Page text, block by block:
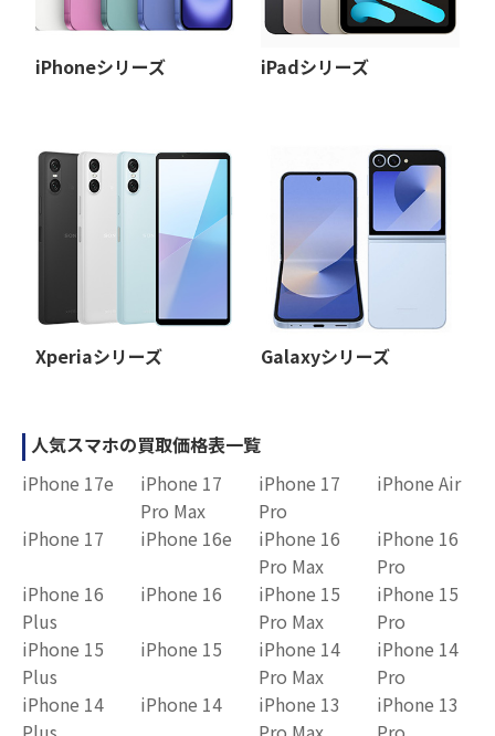
iPhoneシリーズ iPadシリーズ
Xperiaシリーズ Galaxyシリーズ
人気スマホの買取価格表一覧
iPhone 17e
iPhone 17
Pro Max
iPhone 17
Pro
iPhone Air
iPhone 17 iPhone 16e
iPhone 16
Pro Max
iPhone 16
Pro
iPhone 16
Plus
iPhone 16
iPhone 15
Pro Max
iPhone 15
Pro
iPhone 15
Plus
iPhone 15
iPhone 14
Pro Max
iPhone 14
Pro
iPhone 14
iPhone 14
iPhone 13
iPhone 13